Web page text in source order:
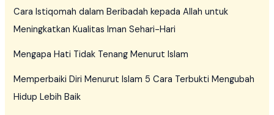
Cara Istiqomah dalam Beribadah kepada Allah untuk
Meningkatkan Kualitas Iman Sehari-Hari
Mengapa Hati Tidak Tenang Menurut Islam
Memperbaiki Diri Menurut Islam 5 Cara Terbukti Mengubah
Hidup Lebih Baik